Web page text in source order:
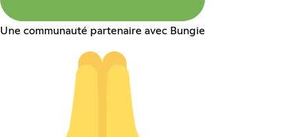
Une communauté partenaire avec Bungie